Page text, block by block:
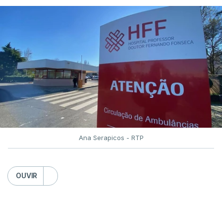
Ana Serapicos - RTP
OUVIR